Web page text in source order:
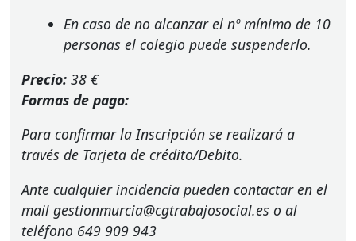
En caso de no alcanzar el nº mínimo de 10
personas el colegio puede suspenderlo.
Precio: 38 €
Formas de pago:
Para confirmar la Inscripción se realizará a
través de Tarjeta de crédito/Debito.
Ante cualquier incidencia pueden contactar en el
mail gestionmurcia@cgtrabajosocial.es o al
teléfono 649 909 943